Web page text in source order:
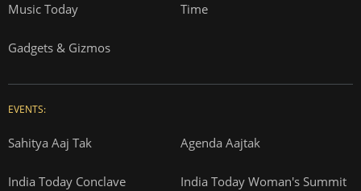
Music Today Time
Gadgets & Gizmos
EVENTS:
Sahitya Aaj Tak Agenda Aajtak
India Today Conclave India Today Woman's Summit